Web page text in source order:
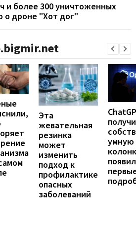
и более 300 уничтоженных
о дроне "Хот дог"
Эта
жевательная
резинка
может
изменить
подход к
профилактике
опасных
заболеваний
умную